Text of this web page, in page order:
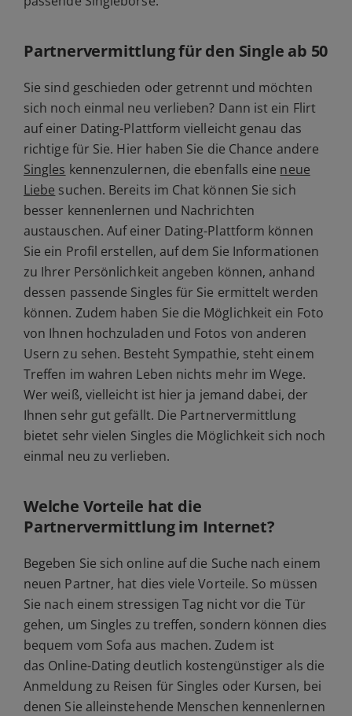
Partnervermittlung für den Single ab 50
Sie sind geschieden oder getrennt und möchten
sich noch einmal neu verlieben? Dann ist ein Flirt
auf einer Dating-Plattform vielleicht genau das
richtige für Sie. Hier haben Sie die Chance andere
Singles kennenzulernen, die ebenfalls eine neue
Liebe suchen. Bereits im Chat können Sie sich
besser kennenlernen und Nachrichten
austauschen. Auf einer Dating-Plattform können
Sie ein Profil erstellen, auf dem Sie Informationen
zu Ihrer Persönlichkeit angeben können, anhand
dessen passende Singles für Sie ermittelt werden
können. Zudem haben Sie die Möglichkeit ein Foto
von Ihnen hochzuladen und Fotos von anderen
Usern zu sehen. Besteht Sympathie, steht einem
Treffen im wahren Leben nichts mehr im Wege.
Wer weiß, vielleicht ist hier ja jemand dabei, der
Ihnen sehr gut gefällt. Die Partnervermittlung
bietet sehr vielen Singles die Möglichkeit sich noch
einmal neu zu verlieben.
Welche Vorteile hat die
Partnervermittlung im Internet?
Begeben Sie sich online auf die Suche nach einem
neuen Partner, hat dies viele Vorteile. So müssen
Sie nach einem stressigen Tag nicht vor die Tür
gehen, um Singles zu treffen, sondern können dies
bequem vom Sofa aus machen. Zudem ist
das Online-Dating deutlich kostengünstiger als die
Anmeldung zu Reisen für Singles oder Kursen, bei
denen Sie alleinstehende Menschen kennenlernen